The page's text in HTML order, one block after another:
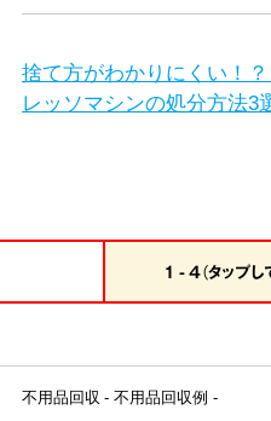
捨て方がわかりにくい！
レッソマシンの処分方法3
1 - 4（タップし
不用品回収 不用品回収例